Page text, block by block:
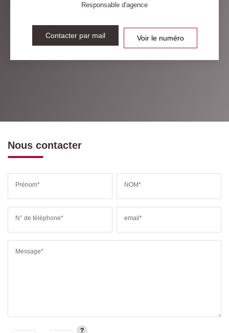
Responsable d'agence
Contacter par mail Voir le numéro
Nous contacter
Prénom* NOM*
N° de téléphone* email*
Message*